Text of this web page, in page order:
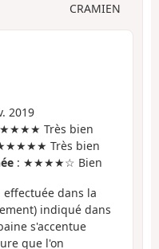
CRAMIEN
2019
Très bien
Très bien
: ★★★★☆ Bien
dans la
indiqué dans
s'accentue
que l'on